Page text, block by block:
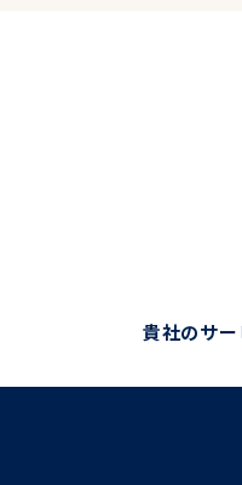
貴社のサー